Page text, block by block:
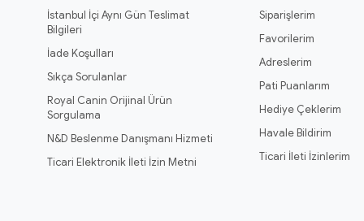
İstanbul İçi Aynı Gün Teslimat
Bilgileri
İade Koşulları
Sıkça Sorulanlar
Royal Canin Orijinal Ürün
Sorgulama
N&D Beslenme Danışmanı Hizmeti
Ticari Elektronik İleti İzin Metni
Siparişlerim
Favorilerim
Adreslerim
Pati Puanlarım
Hediye Çeklerim
Havale Bildirim
Ticari İleti İzinlerim